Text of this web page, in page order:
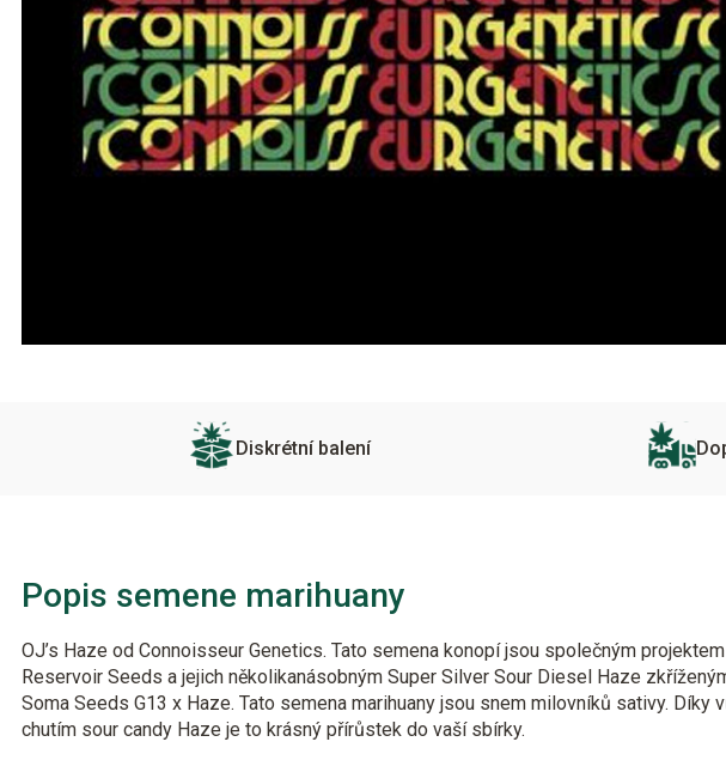
Diskrétní balení
Popis semene marihuany
OJ’s Haze od Connoisseur Genetics. Tato semena konopí jsou společným
Reservoir Seeds a jejich několikanásobným Super Silver Sour Diesel Haze
Soma Seeds G13 x Haze. Tato semena marihuany jsou snem milovníků sativy. Díky
chutím sour candy Haze je to krásný přírůstek do vaší sbírky.